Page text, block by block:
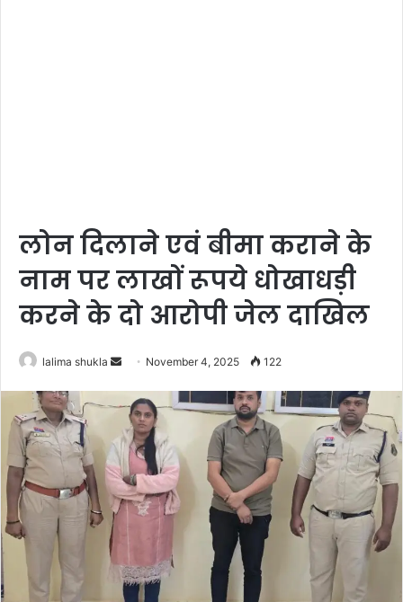
लोन दिलाने एवं बीमा कराने के
नाम पर लाखों रूपये धोखाधड़ी
करने के दो आरोपी जेल दाखिल
lalima shukla
Send
email
November 4, 2025 122